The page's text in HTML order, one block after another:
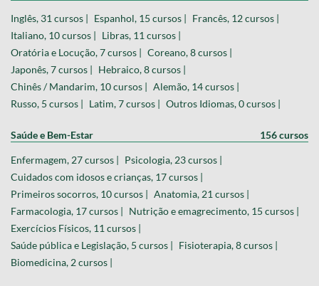
Inglês, 31 cursos | Espanhol, 15 cursos | Francês, 12 cursos |
Italiano, 10 cursos | Libras, 11 cursos |
Oratória e Locução, 7 cursos | Coreano, 8 cursos |
Japonês, 7 cursos | Hebraico, 8 cursos |
Chinês / Mandarim, 10 cursos | Alemão, 14 cursos |
Russo, 5 cursos | Latim, 7 cursos | Outros Idiomas, 0 cursos |
Saúde e Bem-Estar 156 cursos
Enfermagem, 27 cursos | Psicologia, 23 cursos |
Cuidados com idosos e crianças, 17 cursos |
Primeiros socorros, 10 cursos | Anatomia, 21 cursos |
Farmacologia, 17 cursos | Nutrição e emagrecimento, 15 cursos |
Exercícios Físicos, 11 cursos |
Saúde pública e Legislação, 5 cursos | Fisioterapia, 8 cursos |
Biomedicina, 2 cursos |